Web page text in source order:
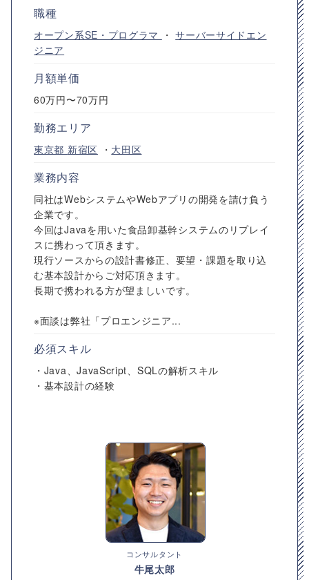
職種
オープン系SE・プログラマ ・サーバーサイドエン
ジニア
月額単価
60万円〜70万円
勤務エリア
東京都 新宿区 ・ 大田区
業務内容
同社はWebシステムやWebアプリの開発を請け負う
企業です。
今回はJavaを用いた食品卸基幹システムのリプレイ
スに携わって頂きます。
現行ソースからの設計書修正、要望・課題を取り込
む基本設計からご対応頂きます。
長期で携われる方が望ましいです。
※面談は弊社「プロエンジニア...
必須スキル
・Java、JavaScript、SQLの解析スキル
・基本設計の経験
コンサルタント
牛尾太郎